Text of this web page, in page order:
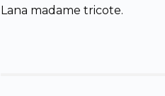
Lana madame tricote.